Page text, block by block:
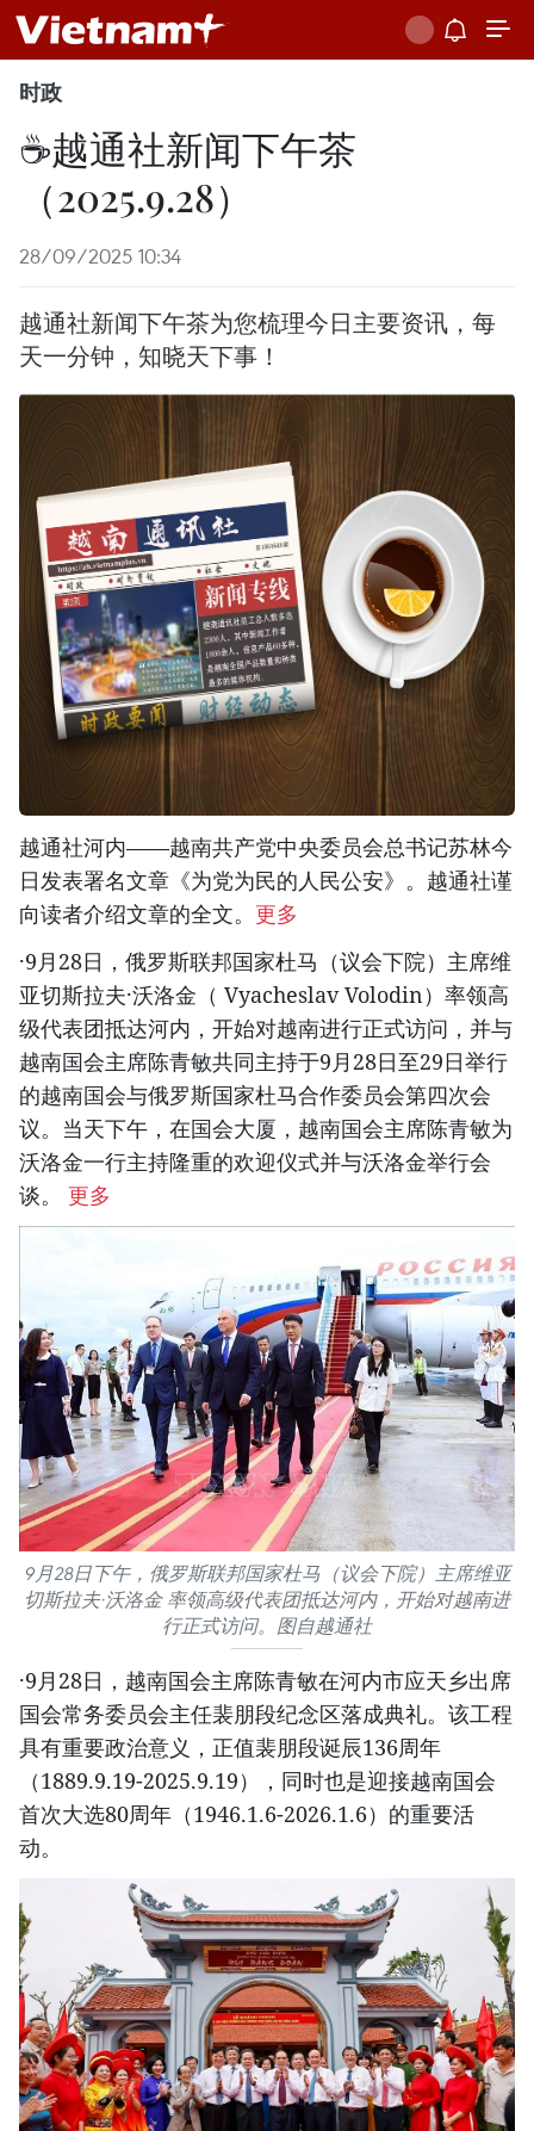
时政
☕️越通社新闻下午茶
（2025.9.28）
28/09/2025 10:34
越通社新闻下午茶为您梳理今日主要资讯，每
天一分钟，知晓天下事！
越通社河内——越南共产党中央委员会总书记苏林今
日发表署名文章《为党为民的人民公安》。越通社谨
向读者介绍文章的全文。 更多
·9月28日，俄罗斯联邦国家杜马（议会下院）主席维
亚切斯拉夫·沃洛金（ Vyacheslav Volodin）率领高
级代表团抵达河内，开始对越南进行正式访问，并与
越南国会主席陈青敏共同主持于9月28日至29日举行
的越南国会与俄罗斯国家杜马合作委员会第四次会
议。当天下午，在国会大厦，越南国会主席陈青敏为
沃洛金一行主持隆重的欢迎仪式并与沃洛金举行会
谈。 更多
9月28日下午，俄罗斯联邦国家杜马（议会下院）主席维亚
切斯拉夫·沃洛金 率领高级代表团抵达河内，开始对越南进
行正式访问。图自越通社
·9月28日，越南国会主席陈青敏在河内市应天乡出席
国会常务委员会主任裴朋段纪念区落成典礼。该工程
具有重要政治意义，正值裴朋段诞辰136周年
（1889.9.19-2025.9.19），同时也是迎接越南国会
首次大选80周年（1946.1.6-2026.1.6）的重要活
动。